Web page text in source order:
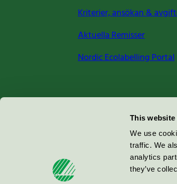
This
We use
traffic. We
analytics
they’ve
Kriterier, ansökan &
Aktuella Remisser
Nordic Ecolabelling Portal
Miljömärkning Sverige AB
100 64